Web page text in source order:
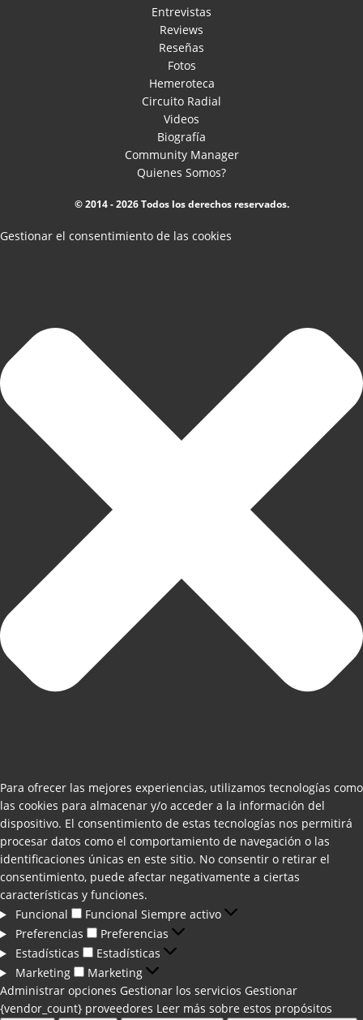
Entrevistas
Reviews
Reseñas
Fotos
Hemeroteca
Circuito Radial
Videos
Biografía
Community Manager
Quienes Somos?
© 2014 - 2026 Todos los derechos reservados.
Gestionar el consentimiento de las cookies
Para ofrecer las mejores experiencias, utilizamos tecnologías como
las cookies para almacenar y/o acceder a la información del
dispositivo. El consentimiento de estas tecnologías nos permitirá
procesar datos como el comportamiento de navegación o las
identificaciones únicas en este sitio. No consentir o retirar el
consentimiento, puede afectar negativamente a ciertas
características y funciones.
Funcional
Funcional Siempre activo
Preferencias
Preferencias
Estadísticas
Estadísticas
Marketing
Marketing
Administrar opciones Gestionar los servicios Gestionar
{vendor_count} proveedores Leer más sobre estos propósitos